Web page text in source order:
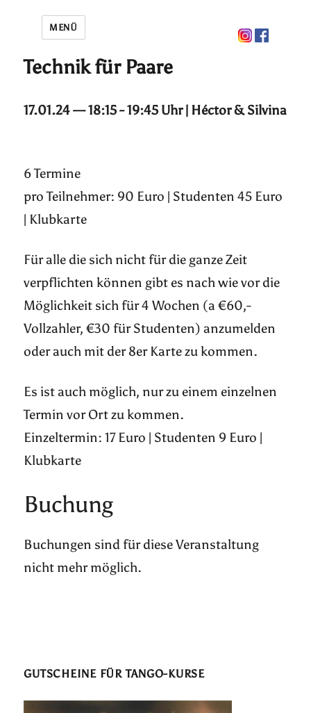
MENÜ
Technik für Paare
17.01.24 — 18:15 - 19:45 Uhr | Héctor & Silvina
6 Termine
pro Teilnehmer: 90 Euro | Studenten 45 Euro
| Klubkarte
Für alle die sich nicht für die ganze Zeit
verpflichten können gibt es nach wie vor die
Möglichkeit sich für 4 Wochen (a €60,-
Vollzahler, €30 für Studenten) anzumelden
oder auch mit der 8er Karte zu kommen.
Es ist auch möglich, nur zu einem einzelnen
Termin vor Ort zu kommen.
Einzeltermin: 17 Euro | Studenten 9 Euro |
Klubkarte
Buchung
Buchungen sind für diese Veranstaltung
nicht mehr möglich.
GUTSCHEINE FÜR TANGO-KURSE